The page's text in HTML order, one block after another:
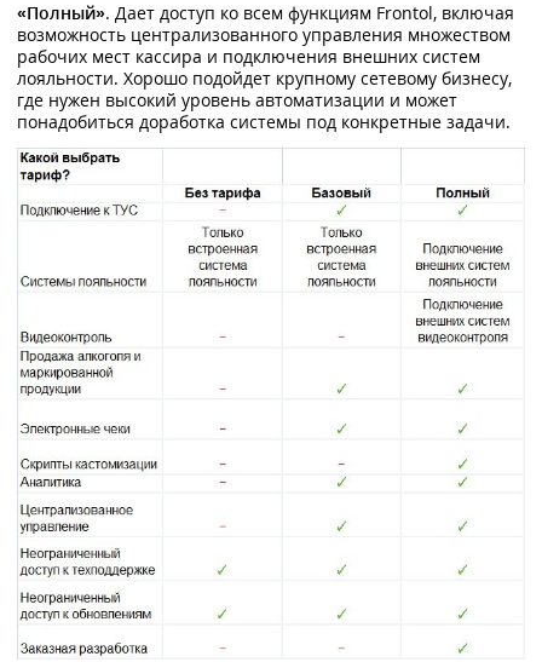
«Полный». Дает доступ ко всем функциям Frontol, включая
возможность централизованного управления множеством
рабочих мест кассира и подключения внешних систем
лояльности. Хорошо подойдет крупному сетевому бизнесу,
где нужен высокий уровень автоматизации и может
понадобиться доработка системы под конкретные задачи.